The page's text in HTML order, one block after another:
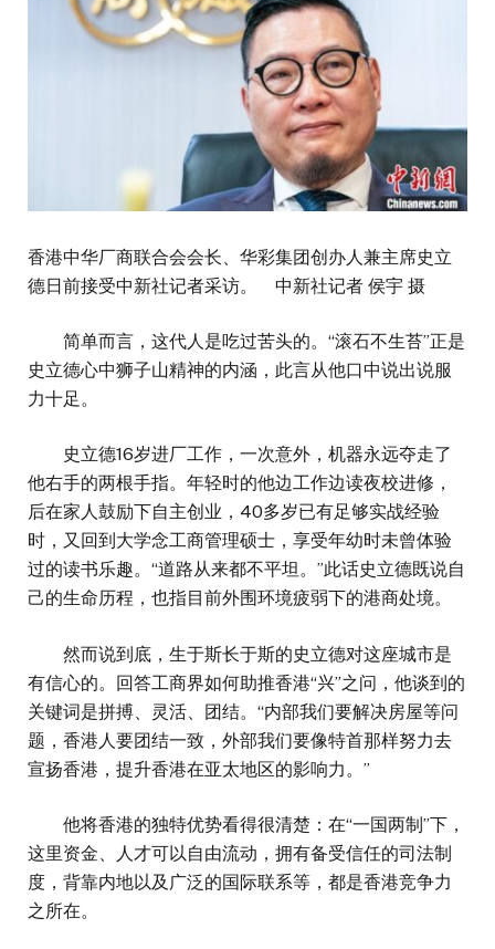
香港中华厂商联合会会长、华彩集团创办人兼主席史立
德日前接受中新社记者采访。 中新社记者 侯宇 摄
简单而言，这代人是吃过苦头的。“滚石不生苔”正是
史立德心中狮子山精神的内涵，此言从他口中说出说服
力十足。
史立德16岁进厂工作，一次意外，机器永远夺走了
他右手的两根手指。年轻时的他边工作边读夜校进修，
后在家人鼓励下自主创业，40多岁已有足够实战经验
时，又回到大学念工商管理硕士，享受年幼时未曾体验
过的读书乐趣。“道路从来都不平坦。”此话史立德既说自
己的生命历程，也指目前外围环境疲弱下的港商处境。
然而说到底，生于斯长于斯的史立德对这座城市是
有信心的。回答工商界如何助推香港“兴”之问，他谈到的
关键词是拼搏、灵活、团结。“内部我们要解决房屋等问
题，香港人要团结一致，外部我们要像特首那样努力去
宣扬香港，提升香港在亚太地区的影响力。”
他将香港的独特优势看得很清楚：在“一国两制”下，
这里资金、人才可以自由流动，拥有备受信任的司法制
度，背靠内地以及广泛的国际联系等，都是香港竞争力
之所在。